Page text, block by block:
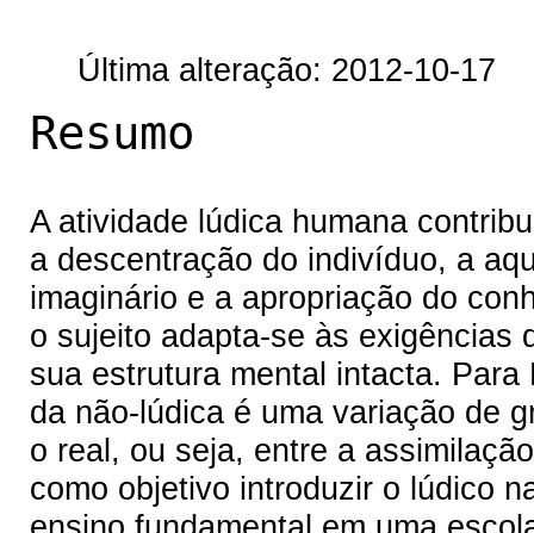
Última alteração: 2012-10-17
Resumo
A atividade lúdica humana
a descentração do indivíduo, a
imaginário e a apropriação do
o sujeito adapta-se às exigências
sua estrutura mental intacta.
da não-lúdica é uma variação de
o real, ou seja, entre a
como objetivo introduzir o lúdico